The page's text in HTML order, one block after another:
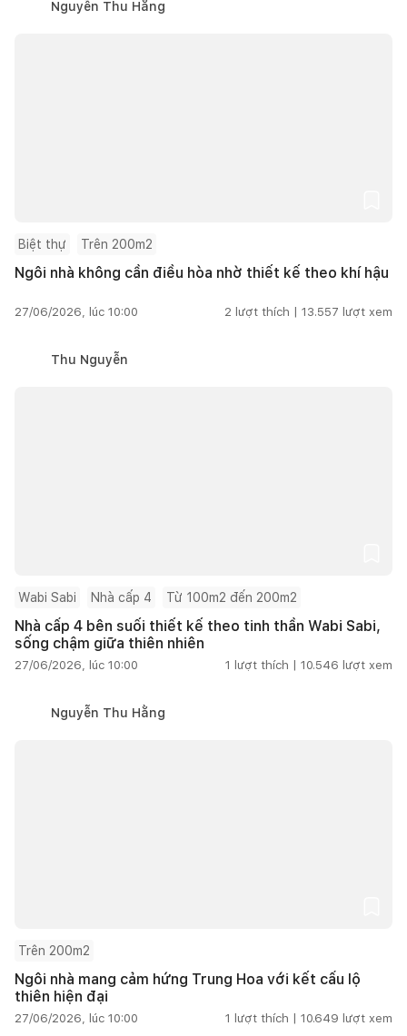
Nguyễn Thu Hằng
Biệt thự Trên 200m2
Ngôi nhà không cần điều hòa nhờ thiết kế theo khí hậu
27/06/2026, lúc 10:00 2 lượt thích | 13.557 lượt xem
Thu Nguyễn
Wabi Sabi Nhà cấp 4 Từ 100m2 đến 200m2
Nhà cấp 4 bên suối thiết kế theo tinh thần Wabi Sabi,
sống chậm giữa thiên nhiên
27/06/2026, lúc 10:00 1 lượt thích | 10.546 lượt xem
Nguyễn Thu Hằng
Trên 200m2
Ngôi nhà mang cảm hứng Trung Hoa với kết cấu lộ
thiên hiện đại
27/06/2026, lúc 10:00 1 lượt thích | 10.649 lượt xem